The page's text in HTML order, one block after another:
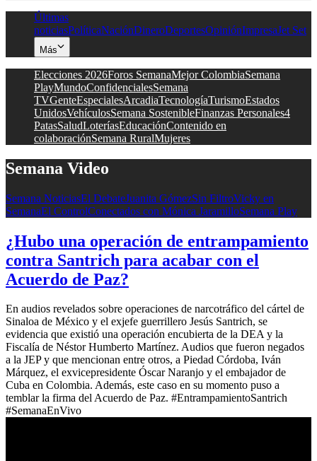
Últimas
noticiasPolíticaNaciónDineroDeportesOpiniónImpresaJet Set
Más
Elecciones 2026Foros SemanaMejor ColombiaSemana
PlayMundoConfidencialesSemana
TVGenteEspecialesArcadiaTecnologíaTurismoEstados
UnidosVehículosSemana SostenibleFinanzas Personales4
PatasSaludLoteríasEducaciónContenido en
colaboraciónSemana RuralMujeres
Semana Video
Semana NoticiasEl DebateJuanita GómezSin FiltroVicky en
SemanaEl ControlConectados con Mónica JaramilloSemana Play
¿Hubo una operación de entrampamiento
contra Santrich para acabar con el
Acuerdo de Paz?
En audios revelados sobre operaciones de narcotráfico del cártel de
Sinaloa de México y el exjefe guerrillero Jesús Santrich, se
evidencia que existió una operación encubierta de la DEA y la
Fiscalía de Néstor Humberto Martínez. Audios que fueron negados
a la JEP y que mencionan entre otros, a Piedad Córdoba, Iván
Márquez, el exvicepresidente Óscar Naranjo y el embajador de
Cuba en Colombia. Además, este caso en su momento puso a
temblar la firma del Acuerdo de Paz. #EntrampamientoSantrich
#SemanaEnVivo